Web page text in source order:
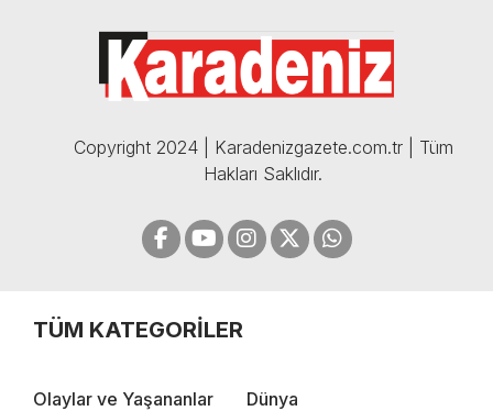
05.12.2024
Copyright 2024 | Karadenizgazete.com.tr | Tüm
Hakları Saklıdır.
TÜM KATEGORİLER
Olaylar ve Yaşananlar Dünya